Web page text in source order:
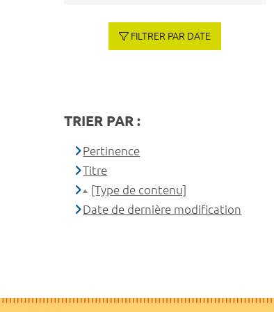
FILTRER PAR DATE
TRIER PAR :
Pertinence
Titre
[Type de contenu]
Date de dernière modification